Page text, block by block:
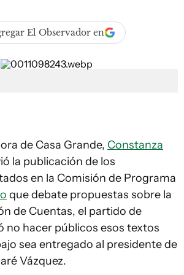
El Observador en
de Casa Grande, Constanza
la publicación de los
en la Comisión de Programa
que debate propuestas sobre la
de Cuentas, el partido de
no hacer públicos esos textos
sea entregado al presidente de
Vázquez.